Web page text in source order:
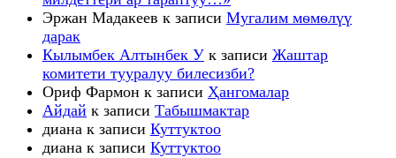
Эржан Мадакеев к записи Мугалим мѳмѳлүү
дарак
Кылымбек Алтынбек У к записи Жаштар
комитети тууралуу билесизби?
Ориф Фармон к записи Ҳангомалар
Айдай к записи Табышмактар
диана к записи Куттуктоо
диана к записи Куттуктоо